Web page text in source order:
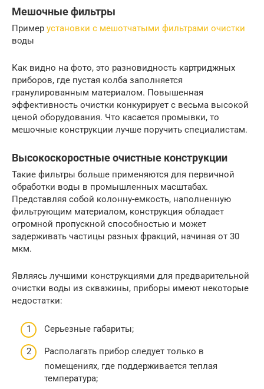
Мешочные фильтры
Пример установки с мешотчатыми фильтрами очистки
воды
Как видно на фото, это разновидность картриджных
приборов, где пустая колба заполняется
гранулированным материалом. Повышенная
эффективность очистки конкурирует с весьма высокой
ценой оборудования. Что касается промывки, то
мешочные конструкции лучше поручить специалистам.
Высокоскоростные очистные конструкции
Такие фильтры больше применяются для первичной
обработки воды в промышленных масштабах.
Представляя собой колонну-емкость, наполненную
фильтрующим материалом, конструкция обладает
огромной пропускной способностью и может
задерживать частицы разных фракций, начиная от 30
мкм.
Являясь лучшими конструкциями для предварительной
очистки воды из скважины, приборы имеют некоторые
недостатки:
Серьезные габариты;
Располагать прибор следует только в
помещениях, где поддерживается теплая
температура;